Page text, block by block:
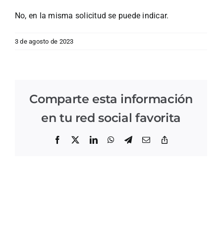
No, en la misma solicitud se puede indicar.
3 de agosto de 2023
Comparte esta información
en tu red social favorita
Facebook LinkedInWhatsApp
Telegram
Correo